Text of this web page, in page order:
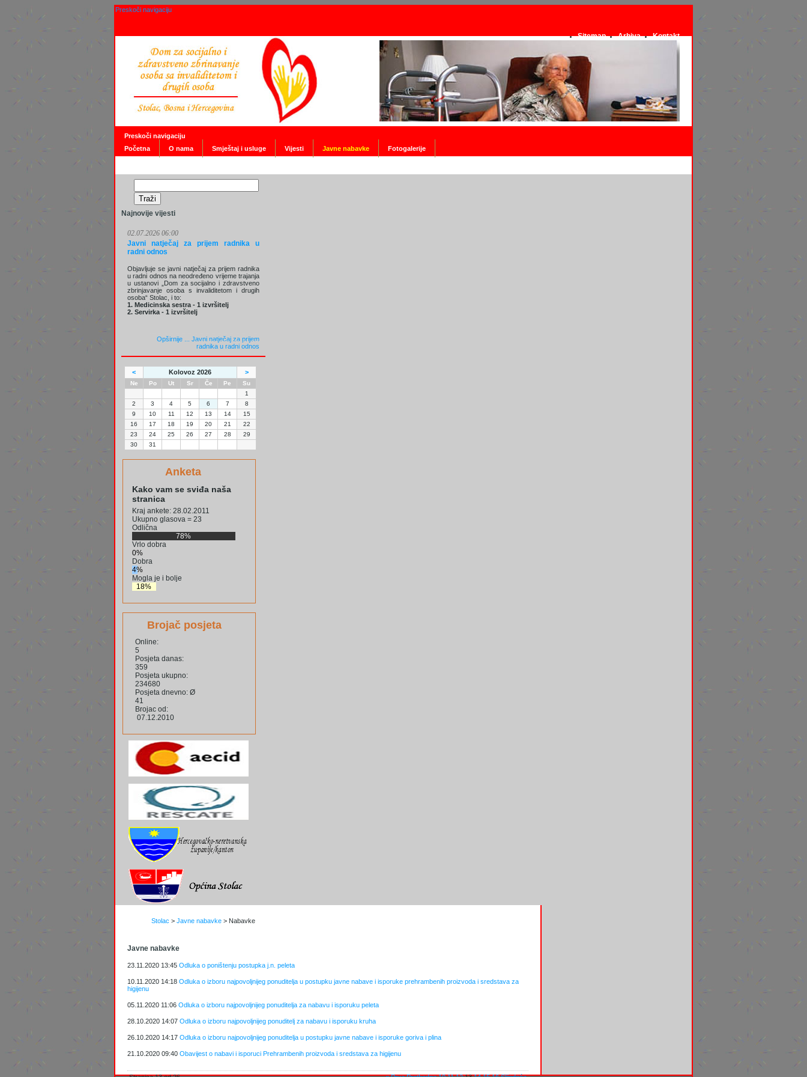
Preskoči navigaciju
Kontakt
Arhiva
Sitemap
Preskoči navigaciju
Početna
O nama Smještaj i usluge Vijesti Javne nabavke Fotogalerije
Najnovije vijesti
02.07.2026 06:00
Javni natječaj za prijem radnika u
radni odnos
Objavljuje se javni natječaj za prijem radnika
u radni odnos na neodređeno vrijeme trajanja
u ustanovi „Dom za socijalno i zdravstveno
zbrinjavanje osoba s invaliditetom i drugih
osoba“ Stolac, i to:
1. Medicinska sestra - 1 izvršitelj
2. Servirka - 1 izvršitelj
Opširnije ... Javni natječaj za prijem
radnika u radni odnos
< Kolovoz 2026 >
Ne Po Ut Sr Če Pe
Su
1
2
3 4 5 6 7
8
9
10 11 12 13 14
15
16
17 18 19 20 21
22
23
24 25 26 27 28
29
30
31
Anketa
Kako vam se sviđa naša
stranica
Kraj ankete: 28.02.2011
Ukupno glasova = 23
Odlična
78%
Vrlo dobra
0%
Dobra
4%
Mogla je i bolje
18%
Brojač posjeta
Online:
5
Posjeta danas:
359
Posjeta ukupno:
234680
Posjeta dnevno: Ø
41
Brojac od:
07.12.2010
Stolac > Javne nabavke > Nabavke
Javne nabavke
23.11.2020 13:45 Odluka o poništenju postupka j.n. peleta
10.11.2020 14:18 Odluka o izboru najpovoljnijeg ponuditelja u postupku javne nabave i isporuke prehrambenih proizvoda i sredstava za
higijenu
05.11.2020 11:06 Odluka o izboru najpovoljnijeg ponuditelja za nabavu i isporuku peleta
28.10.2020 14:07 Odluka o izboru najpovoljnijeg ponuditelj za nabavu i isporuku kruha
26.10.2020 14:17 Odluka o izboru najpovoljnijeg ponuditelja u postupku javne nabave i isporuke goriva i plina
21.10.2020 09:40 Obavijest o nabavi i isporuci Prehrambenih proizvoda i sredstava za higijenu